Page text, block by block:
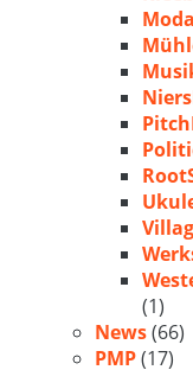
(1)
News(66)
PMP(17)